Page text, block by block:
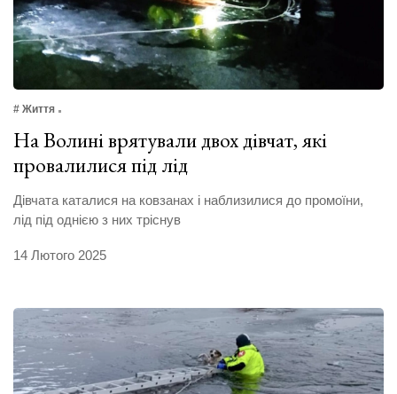
# Життя
На Волині врятували двох дівчат, які
провалилися під лід
Дівчата каталися на ковзанах і наблизилися до промоїни,
лід під однією з них тріснув
14 Лютого 2025